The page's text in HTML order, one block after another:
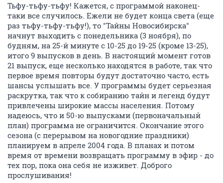
Тьфу-тьфу-тьфу! Кажется, с программой наконец-
таки все случилось. Ежели не будет конца света (еще
раз тьфу-тьфу-тьфу!), то "Тайны Новосибирска"
начнут выходить с понедельника (3 ноября), по
будням, на 25-й минуте с 10-25 до 19-25 (кроме 13-25),
итого 9 выпусков в день. В настоящий момент готов
21 выпуск, еще несколько находятся в работе, так что
первое время повторы будут достаточно часто, есть
шансы услышать все. У программы будет серьезная
раскрутка, так что к собиранию тайн и легенд будут
привлечены широкие массы населения. Потому
надеюсь, что и 50-ю выпусками (первоначальный
план) программа не ограничится. Окончание этого
сезона (с перерывом на новогодние праздники)
планируем в апреле 2004 года. В планах и потом
время от времени возвращать программу в эфир - до
тех пор, пока она себя не изживет. Доброго
прослушивания!